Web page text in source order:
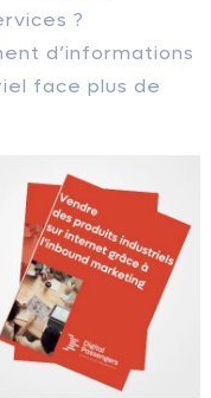
?
d’informations
face plus de